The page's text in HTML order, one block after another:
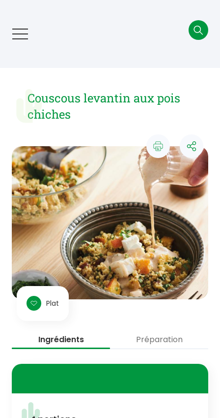
principalCouscous levantin aux pois
chiches
Plat
Ingrédients Préparation